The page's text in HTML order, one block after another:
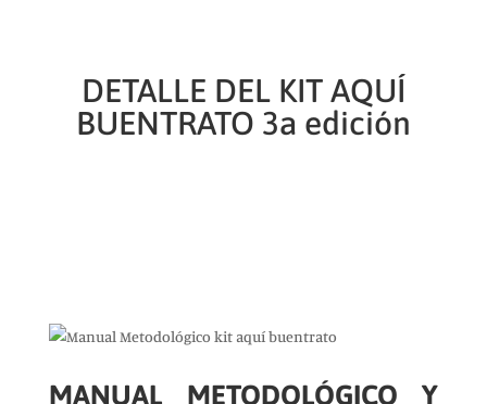
DETALLE DEL KIT AQUÍ
BUENTRATO 3a edición
MANUAL METODOLÓGICO Y